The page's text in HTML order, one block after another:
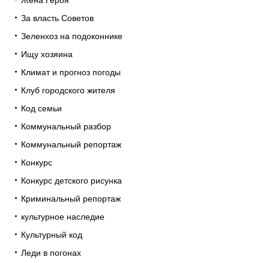
За власть Советов
Зеленхоз на подоконнике
Ищу хозяина
Климат и прогноз погоды
Клуб городского жителя
Код семьи
Коммунальный разбор
Коммунальный репортаж
Конкурс
Конкурс детского рисунка
Криминальный репортаж
культурное наследие
Культурный код
Леди в погонах